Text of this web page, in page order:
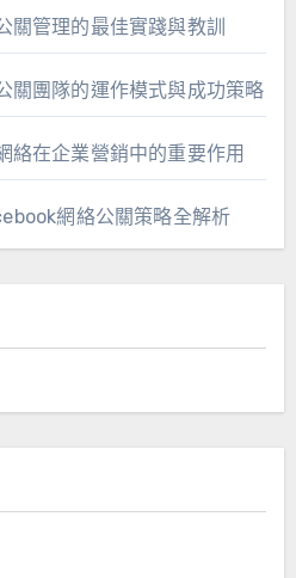
關管理的最佳實踐與教訓
關團隊的運作模式與成功策略
絡在企業營銷中的重要作用
網絡公關策略全解析